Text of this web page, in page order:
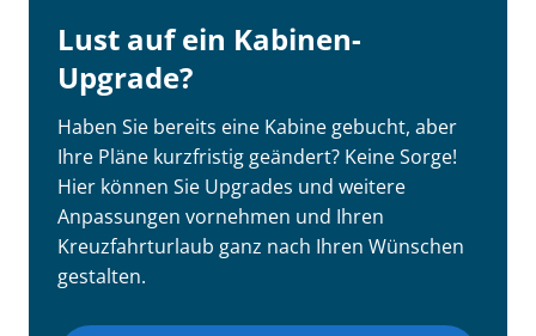
Lust auf ein Kabinen-
Upgrade?
Haben Sie bereits eine Kabine gebucht, aber
Ihre Pläne kurzfristig geändert? Keine Sorge!
Hier können Sie Upgrades und weitere
Anpassungen vornehmen und Ihren
Kreuzfahrturlaub ganz nach Ihren Wünschen
gestalten.